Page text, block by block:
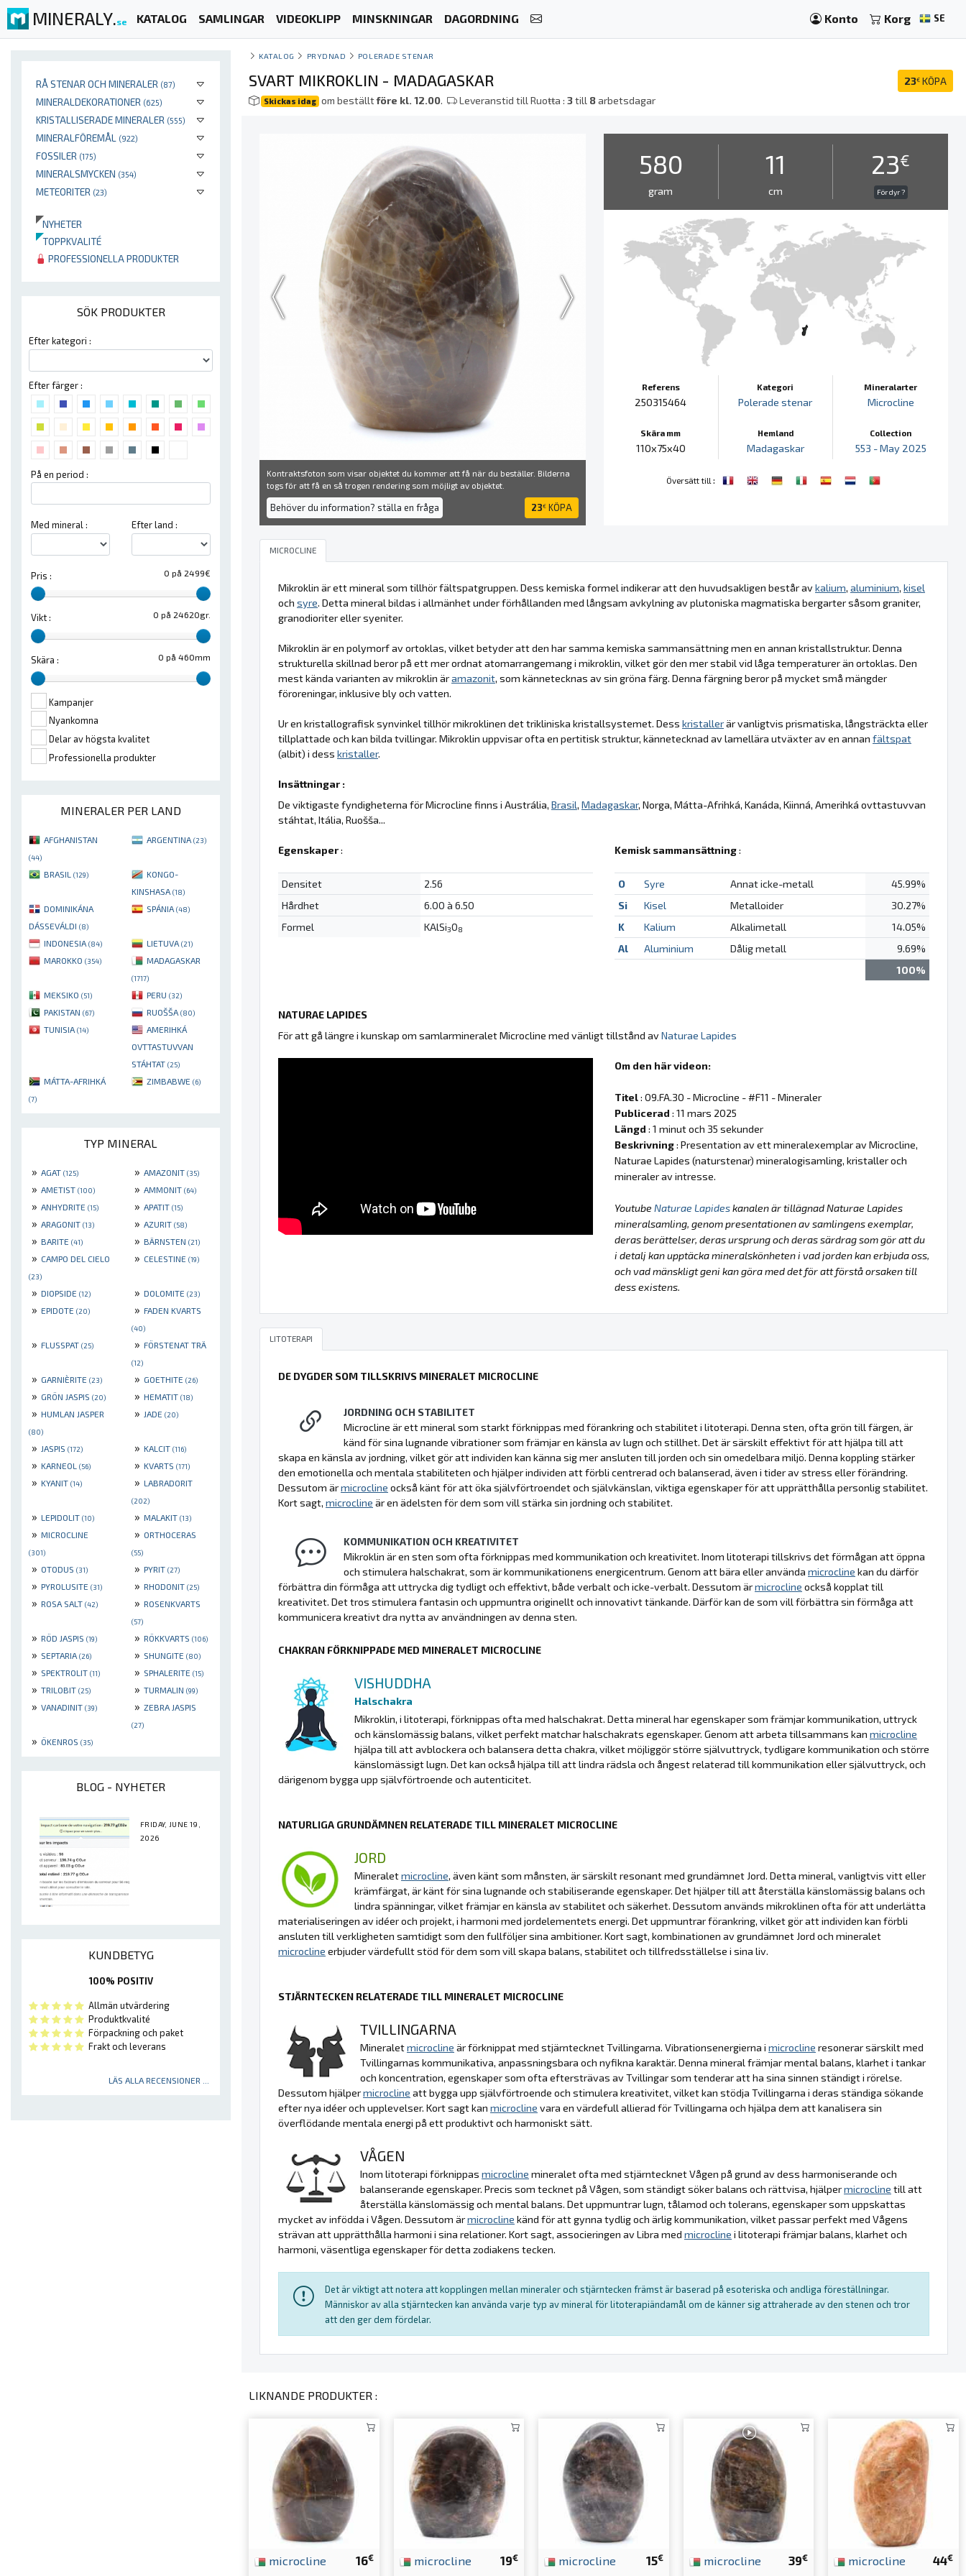
MINERALY.se KATALOG SAMLINGAR VIDEOKLIPP MINSKNINGAR DAGORDNING Konto Korg SE
RÅ STENAR OCH MINERALER (87)
MINERALDEKORATIONER (625)
KRISTALLISERADE MINERALER (555)
MINERALFÖREMÅL (922)
FOSSILER (175)
MINERALSMYCKEN (354)
METEORITER (23)
NYHETER
TOPPKVALITÉ
PROFESSIONELLA PRODUKTER
SÖK PRODUKTER
Efter kategori :
Efter färger :
På en period :
Med mineral : Efter land :
0 på 2499€
Pris :
0 på 24620gr.
Vikt :
0 på 460mm
Skära :
Kampanjer
Nyankomna
Delar av högsta kvalitet
Professionella produkter
MINERALER PER LAND
AFGHANISTAN
(44)
ARGENTINA (23)
BRASIL (129)
KONGO-
KINSHASA (18)
DOMINIKÁNA
DÁSSEVÁLDI (8)
SPÁNIA (48)
INDONESIA (84) LIETUVA (21)
MAROKKO (354) MADAGASKAR
(1717)
MEKSIKO (51) PERU (32)
PAKISTAN (67) RUOŠŠA (80)
TUNISIA (14)
AMERIHKÁ
OVTTASTUVVAN
STÁHTAT (25)
MÁTTA-AFRIHKÁ
(7)
ZIMBABWE (6)
TYP MINERAL
» AGAT (125) » AMAZONIT (35)
» AMETIST (100) » AMMONIT (64)
» ANHYDRITE (15) » APATIT (15)
» ARAGONIT (13) » AZURIT (58)
» BARITE (41) » BÄRNSTEN (21)
» CAMPO DEL CIELO
(23)
» CELESTINE (19)
» DIOPSIDE (12) » DOLOMITE (23)
» EPIDOTE (20) » FADEN KVARTS
(40)
» FLUSSPAT (25) » FÖRSTENAT TRÄ
(12)
» GARNIÈRITE (23) » GOETHITE (26)
» GRÖN JASPIS (20) » HEMATIT (18)
» HUMLAN JASPER
(80)
» JADE (20)
» JASPIS (172) » KALCIT (116)
» KARNEOL (56) » KVARTS (171)
» KYANIT (14) » LABRADORIT
(202)
» LEPIDOLIT (10) » MALAKIT (13)
» MICROCLINE
(301)
» ORTHOCERAS
(55)
» OTODUS (31) » PYRIT (27)
» PYROLUSITE (31) » RHODONIT (25)
» ROSA SALT (42) » ROSENKVARTS
(57)
» RÖD JASPIS (19) » RÖKKVARTS (106)
» SEPTARIA (26) » SHUNGITE (80)
» SPEKTROLIT (11) » SPHALERITE (15)
» TRILOBIT (25) » TURMALIN (99)
» VANADINIT (39) » ZEBRA JASPIS
(27)
» ÖKENROS (35)
BLOG - NYHETER
FRIDAY, JUNE 19,
2026
KUNDBETYG
100% POSITIV
Allmän utvärdering
Produktkvalité
Förpackning och paket
Frakt och leverans
LÄS ALLA RECENSIONER ...
KATALOG PRYDNAD POLERADE STENAR
23€ KÖPA
SVART MIKROKLIN - MADAGASKAR
Skickas idag om beställtföre kl. 12.00. Leveranstid till Ruoŧŧa :3till 8arbetsdagar
Kontraktsfoton som visar objektet du kommer att få när du beställer. Bilderna
togs för att få en så trogen rendering som möjligt av objektet.
Behöver du information? ställa en fråga 23€ KÖPA
580
gram
11
cm
23€
För dyr ?
Referens
250315464
Skära mm
110x75x40
Kategori
Polerade stenar
Hemland
Madagaskar
Mineralarter
Microcline
Collection
553 - May 2025
Översätt till :
MICROCLINE
Mikroklin är ett mineral som tillhör fältspatgruppen. Dess kemiska formel indikerar att den huvudsakligen består avkalium, aluminium, kisel
och syre. Detta mineral bildas i allmänhet under förhållanden med långsam avkylning av plutoniska magmatiska bergarter såsom graniter,
granodioriter eller syeniter.
Mikroklin är en polymorf av ortoklas, vilket betyder att den har samma kemiska sammansättning men en annan kristallstruktur. Denna
strukturella skillnad beror på ett mer ordnat atomarrangemang i mikroklin, vilket gör den mer stabil vid låga temperaturer än ortoklas. Den
mest kända varianten av mikroklin äramazonit, som kännetecknas av sin gröna färg. Denna färgning beror på mycket små mängder
föroreningar, inklusive bly och vatten.
Ur en kristallografisk synvinkel tillhör mikroklinen det trikliniska kristallsystemet. Dess kristallerär vanligtvis prismatiska, långsträckta eller
tillplattade och kan bilda tvillingar. Mikroklin uppvisar ofta en pertitisk struktur, kännetecknad av lamellära utväxter av en annan fältspat
(albit) i dess kristaller.
Insättningar :
De viktigaste fyndigheterna för Microcline finns i Austrália, Brasil, Madagaskar, Norga, Mátta-Afrihká, Kanáda, Kiinná, Amerihká ovttastuvvan
stáhtat, Itália, Ruošša...
Egenskaper:
Densitet
2.56
Hårdhet
6.00 à 6.50
Formel
KAlSi3O8
Kemisk sammansättning:
O Syre Annat icke-metall
45.99%
Si
Kisel Metalloider
30.27%
K
Kalium Alkalimetall
14.05%
Al
Aluminium Dålig metall
9.69%
100%
NATURAE LAPIDES
För att gå längre i kunskap om samlarmineralet Microcline med vänligt tillstånd avNaturae Lapides
Om den här videon:
Titel: 09.FA.30 - Microcline - #F11 - Mineraler
Publicerad : 11 mars 2025
Längd : 1 minut och 35 sekunder
Beskrivning: Presentation av ett mineralexemplar av Microcline,
Naturae Lapides (naturstenar) mineralogisamling, kristaller och
mineraler av intresse.
Youtube Naturae Lapideskanalen är tillägnad Naturae Lapides
mineralsamling, genom presentationen av samlingens exemplar,
deras berättelser, deras ursprung och deras särdrag som gör att du
i detalj kan upptäcka mineralskönheten i vad jorden kan erbjuda oss,
och vad mänskligt geni kan göra med det för att förstå orsaken till
dess existens.
LITOTERAPI
DE DYGDER SOM TILLSKRIVS MINERALET MICROCLINE
JORDNING OCH STABILITET
Microcline är ett mineral som starkt förknippas med förankring och stabilitet i litoterapi. Denna sten, ofta grön till färgen, är
känd för sina lugnande vibrationer som främjar en känsla av lugn och stillhet. Det är särskilt effektivt för att hjälpa till att
skapa en känsla av jordning, vilket gör att individen kan känna sig mer ansluten till jorden och sin omedelbara miljö. Denna koppling stärker
den emotionella och mentala stabiliteten och hjälper individen att förbli centrerad och balanserad, även i tider av stress eller förändring.
Dessutom ärmicrocline också känt för att öka självförtroendet och självkänslan, viktiga egenskaper för att upprätthålla personlig stabilitet.
Kort sagt, microcline är en ädelsten för dem som vill stärka sin jordning och stabilitet.
KOMMUNIKATION OCH KREATIVITET
Mikroklin är en sten som ofta förknippas med kommunikation och kreativitet. Inom litoterapi tillskrivs det förmågan att öppna
och stimulera halschakrat, som är kommunikationens energicentrum. Genom att bära eller använda microcline kan du därför
förbättra din förmåga att uttrycka dig tydligt och effektivt, både verbalt och icke-verbalt. Dessutom ärmicrocline också kopplat till
kreativitet. Det tros stimulera fantasin och uppmuntra originellt och innovativt tänkande. Därför kan de som vill förbättra sin förmåga att
kommunicera kreativt dra nytta av användningen av denna sten.
CHAKRAN FÖRKNIPPADE MED MINERALET MICROCLINE
VISHUDDHA
Halschakra
Mikroklin, i litoterapi, förknippas ofta med halschakrat. Detta mineral har egenskaper som främjar kommunikation, uttryck
och känslomässig balans, vilket perfekt matchar halschakrats egenskaper. Genom att arbeta tillsammans kan microcline
hjälpa till att avblockera och balansera detta chakra, vilket möjliggör större självuttryck, tydligare kommunikation och större
känslomässigt lugn. Det kan också hjälpa till att lindra rädsla och ångest relaterad till kommunikation eller självuttryck, och
därigenom bygga upp självförtroende och autenticitet.
NATURLIGA GRUNDÄMNEN RELATERADE TILL MINERALET MICROCLINE
JORD
Mineraletmicrocline, även känt som månsten, är särskilt resonant med grundämnet Jord. Detta mineral, vanligtvis vitt eller
krämfärgat, är känt för sina lugnande och stabiliserande egenskaper. Det hjälper till att återställa känslomässig balans och
lindra spänningar, vilket främjar en känsla av stabilitet och säkerhet. Dessutom används mikroklinen ofta för att underlätta
materialiseringen av idéer och projekt, i harmoni med jordelementets energi. Det uppmuntrar förankring, vilket gör att individen kan förbli
ansluten till verkligheten samtidigt som den fullföljer sina ambitioner. Kort sagt, kombinationen av grundämnet Jord och mineralet
microcline erbjuder värdefullt stöd för dem som vill skapa balans, stabilitet och tillfredsställelse i sina liv.
STJÄRNTECKEN RELATERADE TILL MINERALET MICROCLINE
TVILLINGARNA
Mineraletmicrocline är förknippat med stjärntecknet Tvillingarna. Vibrationsenergierna i microcline resonerar särskilt med
Tvillingarnas kommunikativa, anpassningsbara och nyfikna karaktär. Denna mineral främjar mental balans, klarhet i tankar
och koncentration, egenskaper som ofta eftersträvas av Tvillingar som tenderar att ha sina sinnen ständigt i rörelse.
Dessutom hjälpermicrocline att bygga upp självförtroende och stimulera kreativitet, vilket kan stödja Tvillingarna i deras ständiga sökande
efter nya idéer och upplevelser. Kort sagt kan microcline vara en värdefull allierad för Tvillingarna och hjälpa dem att kanalisera sin
överflödande mentala energi på ett produktivt och harmoniskt sätt.
VÅGEN
Inom litoterapi förknippas microcline mineralet ofta med stjärntecknet Vågen på grund av dess harmoniserande och
balanserande egenskaper. Precis som tecknet på Vågen, som ständigt söker balans och rättvisa, hjälpermicrocline till att
återställa känslomässig och mental balans. Det uppmuntrar lugn, tålamod och tolerans, egenskaper som uppskattas
mycket av infödda i Vågen. Dessutom ärmicrocline känd för att gynna tydlig och ärlig kommunikation, vilket passar perfekt med Vågens
strävan att upprätthålla harmoni i sina relationer. Kort sagt, associeringen av Libra med microcline i litoterapi främjar balans, klarhet och
harmoni, väsentliga egenskaper för detta zodiakens tecken.
Det är viktigt att notera att kopplingen mellan mineraler och stjärntecken främst är baserad på esoteriska och andliga föreställningar.
Människor av alla stjärntecken kan använda varje typ av mineral för litoterapiändamål om de känner sig attraherade av den stenen och tror
att den ger dem fördelar.
LIKNANDE PRODUKTER :
16€
microcline 19€
microcline 15€
microcline 39€
microcline 44€
microcline